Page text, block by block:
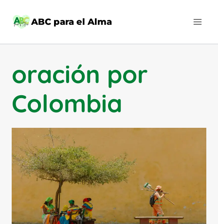
ABC para el Alma
oración por
Colombia